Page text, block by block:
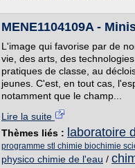
MENE1104109A -
L'image qui favorise par de
vie, des arts, des
pratiques de classe, au
jeunes. C'est, en tout cas,
notamment que le champ...
Lire la suite
Thèmes liés : laboratoire
programme stl chimie biochimie
physico chimie de l'eau /